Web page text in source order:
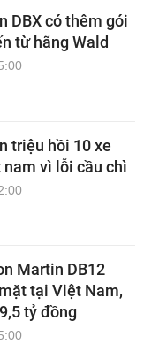
DBX có thêm gói
từ hãng Wald
triệu hồi 10 xe
nam vì lỗi cầu chì
Martin DB12
tại Việt Nam,
tỷ đồng